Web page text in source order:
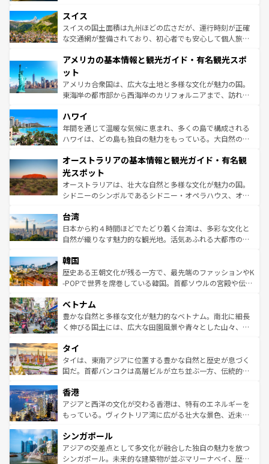
を参照してほしい。
は、お酒好きな人にはぜひ体験してほしい。 なお、新着の
ドイツ情報はコンテンツ一覧を参照してほしい。
リアごとに異なる魅力がある。また、優雅なアフタヌーン
ティー、ビール好きにはたまらない英国パブ、サッカー観
戦など、本場だからこそできる体験も豊富。イギリスを旅
ンツ一覧を参照してほしい。
スイス
スイスの国土面積は九州ほどの広さだが、運行時刻が正確
な交通網が整備されており、初心者でも安心して個人旅行
の建物がそのまま残る町や、スイスならではのユニークな
博物館もあり、アルプス観光だけでなく町歩きも満喫する
ことができる。国民の所得が高いため物価も高いが、旅行
者向けの交通パス提供のサービスもあり、うまく活用すれ
着のスイス情報は
アメリカの基本情報と観光ガイド・有名観光スポ
ット
アメリカ合衆国は、広大な土地と多様な文化が魅力の国。
東海岸の都市部から西海岸のカリフォルニアまで、訪れる
のような巨大都市は、観光、ショッピング、エンターテイ
ンメントが詰まった刺激的なスポットだ。一方、アメリカ
西部には大自然が広がり、グランドキャニオンやイエロー
部のニューオーリンズでは、音楽と美食が融合した独特の
文化が魅力。旅行者はアメリカの各地域で異なる魅力を楽
しみながら、その多様性と豊かな歴史を感じることができ
るだろう。車でのロードトリップや列車の旅も、アメリカ
情報は
ハワイ
年間を通じて温暖な気候に恵まれ、多くの島で構成される
ハワイは、どの島も独自の魅力をもっている。大自然の神
ワイ島は見逃せない。また、定番の観光地といえばオアフ
島だが、静かな自然を求めるならマウイ島やカウアイ島が
おすすめ。エメラルドグリーンに輝く海をはじめ、豊かな
文化や歴史が息づいている。「アロハスピリット」と呼ば
人々、おいしいローカルフードやハワイアンミュージッ
ク、伝統的なフラダンスなど、すべてがハワイの魅力を彩
っている。訪れるたびに新しい発見と感動が待っているハ
はコンテンツ一覧
オーストラリアの基本情報と観光ガイド・有名観
光スポット
オーストラリアは、壮大な自然と多様な文化が魅力の国。
シドニーのシンボルであるシドニー・オペラハウス、オー
リアリーフや大陸中央部にそびえるウルル（エアーズロッ
ク）、タスマニアの美しい原生林やケアンズの熱帯雨林な
ど、見どころがたくさん。また、カフェやワイン、オージ
いる。アクティビティも充実しており、サーフィンやダイ
ビング、ハイキングなど、アウトドア好きにはたまらな
い。オーストラリアの多彩な魅力を存分に味わいつくそ
参照してほしい。
台湾
日本から約４時間ほどでたどり着く台湾は、多彩な文化と
自然が織りなす魅力的な観光地。活気あふれる大都市の台
ン）、静ひつな山岳地帯である台湾東部など、都市の喧騒
と山間の静けさが共存しており、訪れる人に新しい発見と
驚きをもたらしてくれる。また、奥深い台湾の食文化も魅
容にもいいと評判のスイーツなど、バラエティ豊かな料理
が味わえる。 なお、新着の台湾情報は コンテンツ一覧を参
照してほしい。
韓国
歴史ある王朝文化が残る一方で、最先端のファッションやK
-POPで世界を席巻している韓国。首都ソウルの宮殿や伝統
き、地方に足を延ばせば四季折々の自然美を楽しむことが
できる。そして、キムチや焼肉、絶品のストリートフード
まで、さまざまな韓国料理が待っている。夜には、韓国な
リティに包まれながら、韓国の多彩な魅力を心ゆくまで味
わってみてほしい。 なお、新着の韓国情報はコンテンツ一
覧を参照してほしい。
ベトナム
豊かな自然と多様な文化が魅力的なベトナム。南北に細長
く伸びる国土には、広大な田園風景や青々とした山々、世
急速な発展と共に伝統が息づく。ハノイの古い町並みやホ
ーチミン市のフランス統治時代の建物も、独特の雰囲気を
醸し出している。また、バラエティの豊かさとおいしさで
とつ。フォーやバインミー、ベトナムコーヒーなどは、ぜ
ひ現地で味わいたい。どの地域を訪れてもあたたかい人々
が旅行者を迎えてくれるので、きっと忘れられない旅にな
参照してほしい。
タイ
タイは、東南アジアに位置する豊かな自然と歴史が息づく
国だ。首都バンコクは高層ビルが立ち並ぶ一方、伝統的な
の活気が交差している。北部ではチェンマイなどの山岳地
帯で自然と触れ合い、南部ではプーケットやクラビの美し
いビーチでリゾート気分を楽しむことができる。タイ料理
激する。気候は一年中温暖で、どの季節にも異なる楽しみ
が待っている。親しみやすいタイの人々、仏教を中心とし
た文化、そして多様な観光資源が、訪れる旅人を魅了し続
香港
アジアと西洋の文化が交わる香港は、特有のエネルギーを
もっている。ヴィクトリア湾に広がる壮大な景色、近未来
み、どこを訪れても感動するはず。観光スポットが密集し
ており、効率よく見どころを回れるのも魅力。息をのむよ
うな絶景から文化的な体験まで、香港を存分に楽しみ尽く
シンガポール
アジアの交差点として多文化が融合した独自の魅力を放つ
シンガポール。未来的な建築物が並ぶマリーナベイ、歴史